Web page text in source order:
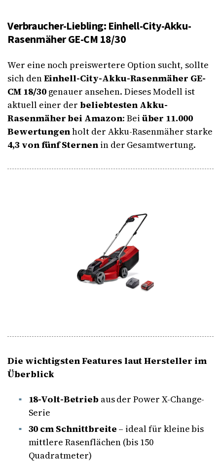
Verbraucher-Liebling: Einhell-City-Akku-
Rasenmäher GE-CM 18/30
Wer eine noch preiswertere Option sucht, sollte
sich denEinhell-City-Akku-Rasenmäher GE-
CM 18/30genauer ansehen. Dieses Modell ist
aktuell einer der beliebtesten Akku-
Rasenmäher bei Amazon: Bei über 11.000
Bewertungenholt der Akku-Rasenmäher starke
4,3 von fünf Sternenin der Gesamtwertung.
Die wichtigsten Features laut Hersteller im
Überblick
18-Volt-Betrieb aus der Power X-Change-
Serie
30 cm Schnittbreite – ideal für kleine bis
mittlere Rasenflächen (bis 150
Quadratmeter)